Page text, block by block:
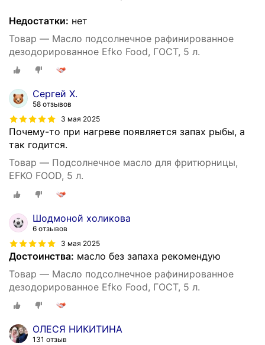
Недостатки: нет
Товар — Масло подсолнечное рафинированное
дезодорированное Efko Food, ГОСТ, 5 л.
Сергей Х.
58 отзывов
3 мая 2025
Почему-то при нагреве появляется запах рыбы, а
так годится.
Товар — Подсолнечное масло для фритюрницы,
EFKO FOOD, 5 л.
Шодмоной холикова
6 отзывов
3 мая 2025
Достоинства: масло без запаха рекомендую
Товар — Масло подсолнечное рафинированное
дезодорированное Efko Food, ГОСТ, 5 л.
ОЛЕСЯ НИКИТИНА
131 отзыв